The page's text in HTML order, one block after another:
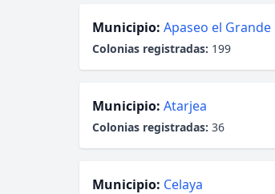
Municipio: Apaseo el Grande
Colonias registradas: 199
Municipio: Atarjea
Colonias registradas: 36
Municipio: Celaya